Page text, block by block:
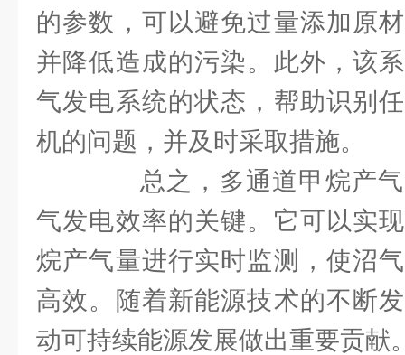
的参数，可以避免过量添加原
并降低造成的污染。此外，该
气发电系统的状态，帮助识别
机的问题，并及时采取措施。
总之，多通道甲烷产气
气发电效率的关键。它可以实
烷产气量进行实时监测，使沼
高效。随着新能源技术的不断
动可持续能源发展做出重要贡献